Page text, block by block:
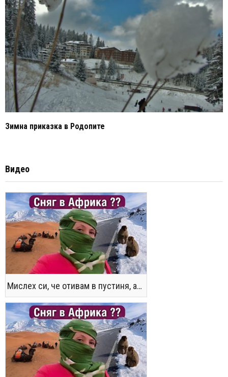
Зимна приказка в Родопите
Видео
Мислех си, че отивам в пустиня, а се озовах в снега !! / Not the Morocco You Know